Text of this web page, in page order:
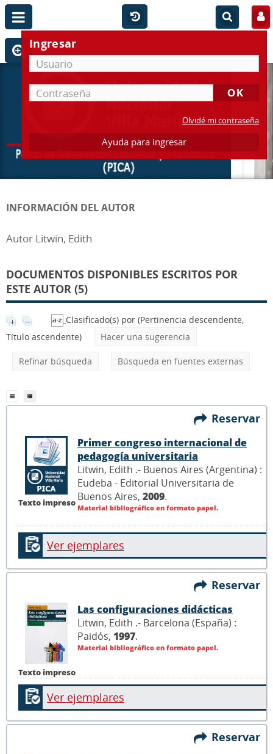
Ingresar
Olvidé mi contraseña
Ayuda para ingresar
INFORMACIÓN DEL AUTOR
Autor Litwin, Edith
DOCUMENTOS DISPONIBLES ESCRITOS POR
ESTE AUTOR (5)
Clasificado(s) por (Pertinencia descendente,
Título ascendente)
Hacer una sugerencia
Refinar búsqueda Búsqueda en fuentes externas
Reservar
Texto impreso
Primer congreso internacional de
pedagogía universitaria
Litwin, Edith .- Buenos Aires (Argentina) :
Eudeba - Editorial Universitaria de
Buenos Aires, 2009.
Material bibliográfico en formato papel.
Ver ejemplares
Reservar
Texto impreso
Las configuraciones didácticas
Litwin, Edith .- Barcelona (España) :
Paidós, 1997.
Material bibliográfico en formato papel.
Ver ejemplares
Reservar